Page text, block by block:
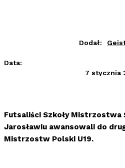
Dodał:
Data:
7 stycznia
Futsaliści Szkoły
Jarosławiu awansowali do
Mistrzostw Polski U19.